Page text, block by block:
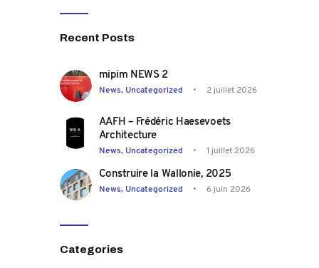
Recent Posts
mipim NEWS 2
News, Uncategorized 2 juillet 2026
AAFH – Frédéric Haesevoets
Architecture
News, Uncategorized 1 juillet 2026
Construire la Wallonie, 2025
News, Uncategorized 6 juin 2026
Categories